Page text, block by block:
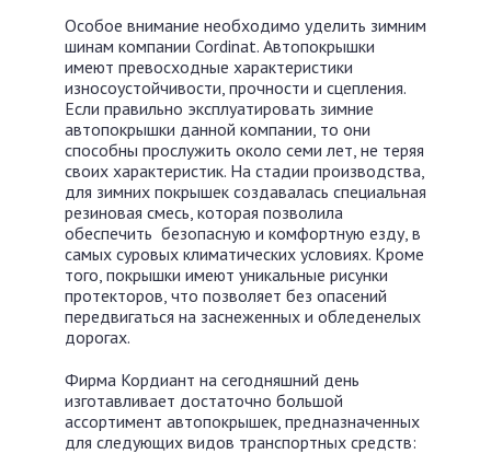
Особое внимание необходимо уделить зимним
шинам компании Cordinat. Автопокрышки
имеют превосходные характеристики
износоустойчивости, прочности и сцепления.
Если правильно эксплуатировать зимние
автопокрышки данной компании, то они
способны прослужить около семи лет, не теряя
своих характеристик. На стадии производства,
для зимних покрышек создавалась специальная
резиновая смесь, которая позволила
обеспечить безопасную и комфортную езду, в
самых суровых климатических условиях. Кроме
того, покрышки имеют уникальные рисунки
протекторов, что позволяет без опасений
передвигаться на заснеженных и обледенелых
дорогах.
Фирма Кордиант на сегодняшний день
изготавливает достаточно большой
ассортимент автопокрышек, предназначенных
для следующих видов транспортных средств: